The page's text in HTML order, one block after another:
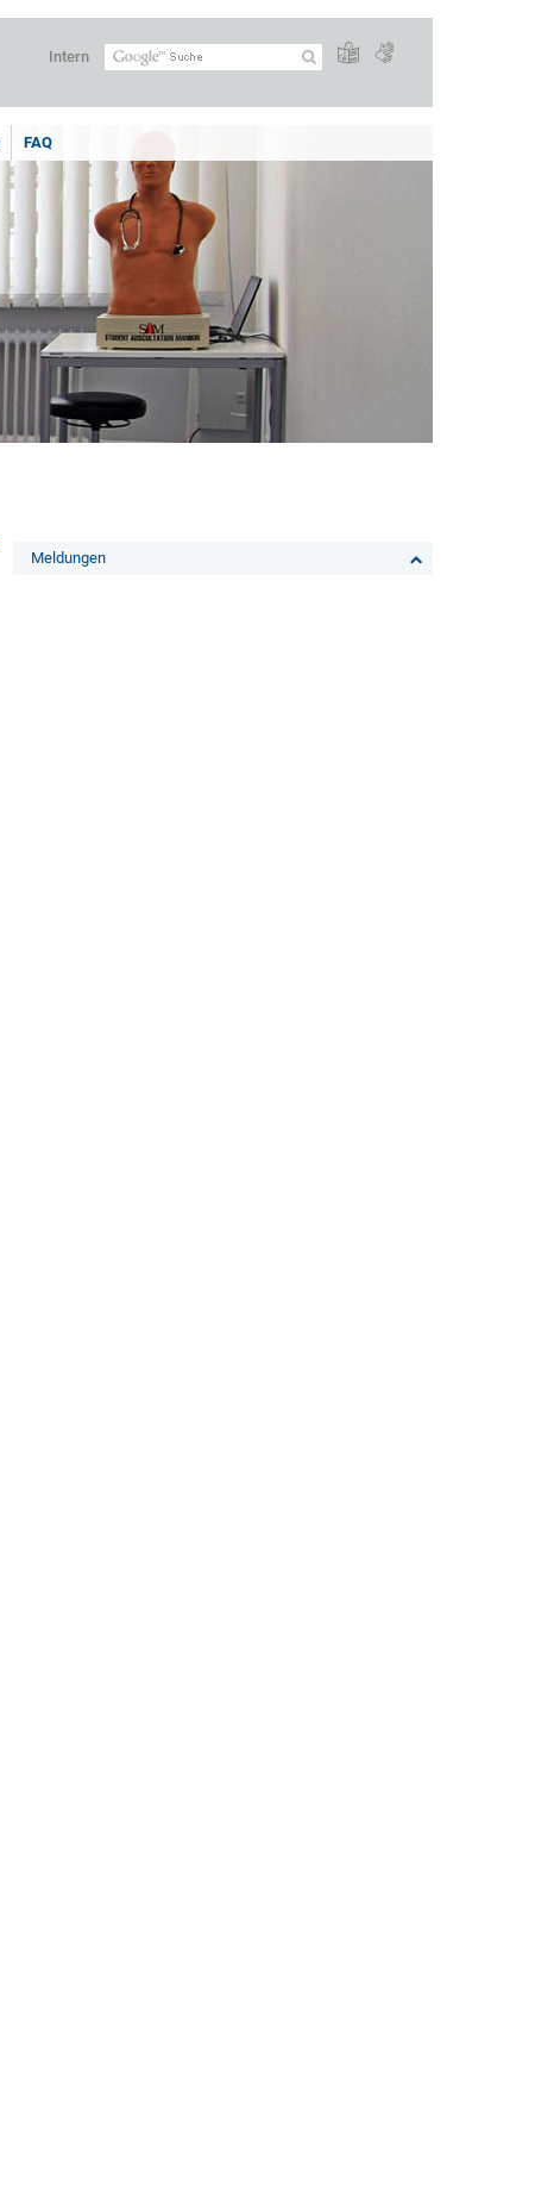
Intern
FAQ
Meldungen